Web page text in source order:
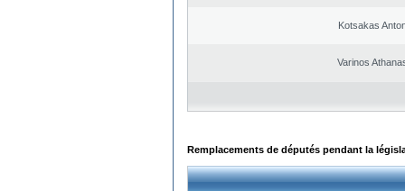
Kotsakas
Varinos
Remplacements de députés pendant la